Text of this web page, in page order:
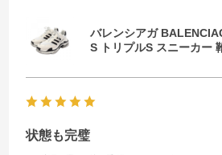
バレンシアガ
S トリプルS スニーカー
状態も完璧